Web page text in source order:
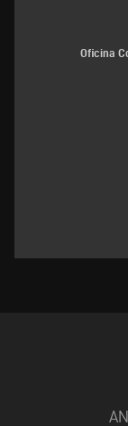
Oficina